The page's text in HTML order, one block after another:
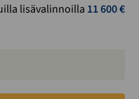
lisävalinnoilla 11 600€